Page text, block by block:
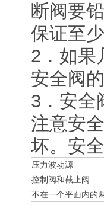
断阀要
保证至
2．如果
安全阀
3．安全
注意安
坏。安
压力波动源
控制阀和截止阀
不在一个平面内的